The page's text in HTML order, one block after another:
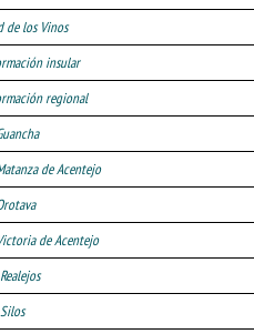
de los Vinos
insular
regional
de Acentejo
de Acentejo